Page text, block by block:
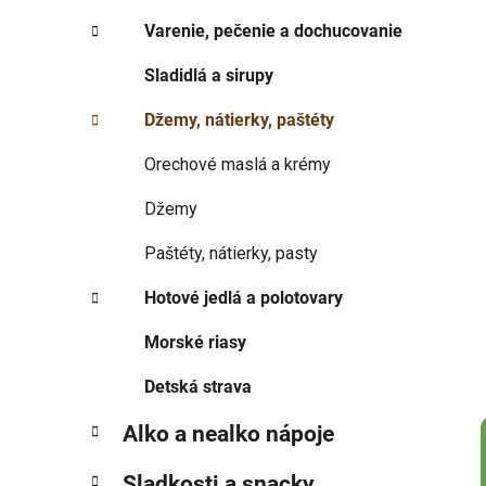
p
a
l
i
Varenie, pečenie a dochucovanie
Sladidlá a sirupy
Džemy, nátierky, paštéty
Orechové maslá a krémy
Džemy
Paštéty, nátierky, pasty
Hotové jedlá a polotovary
Morské riasy
Detská strava
Alko a nealko nápoje